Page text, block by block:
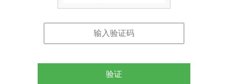
验证